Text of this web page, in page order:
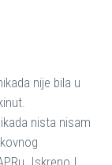
nije bila u
nista nisam
Iskreno I